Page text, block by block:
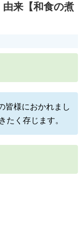
来【和食の煮
皆様におかれまし
たく存じます。